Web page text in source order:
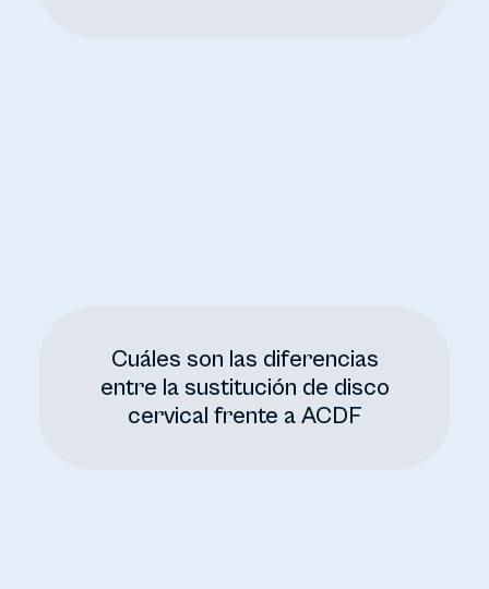
Cuáles son las diferencias
entre la sustitución de disco
cervical frente a ACDF